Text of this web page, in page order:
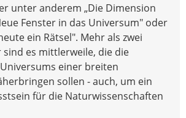
unter anderem „Die Dimension
Fenster in das Universum" oder
ein Rätsel". Mehr als zwei
sind es mittlerweile, die die
einer breiten
sollen - auch, um ein
für die Naturwissenschaften